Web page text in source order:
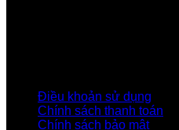
Điều khoản sử dụng
Chính sách thanh toán
Chính sách bảo mật